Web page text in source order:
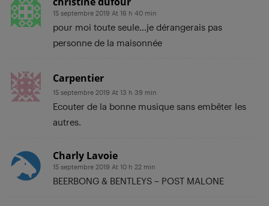
15 septembre 2019 At 16 h 40 min
pour moi toute seule…je dérangerais pas
personne de la maisonnée
Carpentier
15 septembre 2019 At 13 h 39 min
Ecouter de la bonne musique sans embêter les
autres.
Charly Lavoie
15 septembre 2019 At 10 h 22 min
BEERBONG & BENTLEYS – POST MALONE